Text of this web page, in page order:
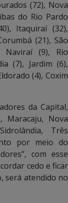
(72), Nova
do Rio Pardo
Itaquiraí (32),
(21), São
Naviraí (9), Rio
(7), Jardim (6),
(4), Coxim
da Capital,
Maracaju, Nova
Três
por meio do
com esse
cedo e ficar
será atendido no